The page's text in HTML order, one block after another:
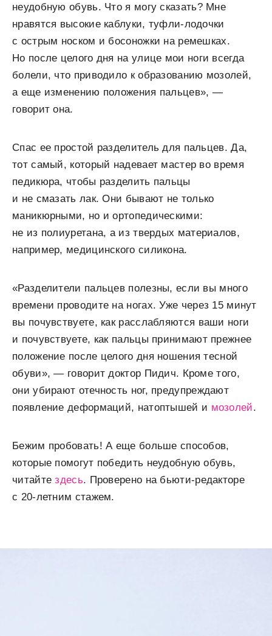
неудобную обувь. Что я могу сказать? Мне
нравятся высокие каблуки, туфли-лодочки
с острым носком и босоножки на ремешках.
Но после целого дня на улице мои ноги всегда
болели, что приводило к образованию мозолей,
а еще изменению положения пальцев», —
говорит она.
Спас ее простой разделитель для пальцев. Да,
тот самый, который надевает мастер во время
педикюра, чтобы разделить пальцы
и не смазать лак. Они бывают не только
маникюрными, но и ортопедическими:
не из полиуретана, а из твердых материалов,
например, медицинского силикона.
«Разделители пальцев полезны, если вы много
времени проводите на ногах. Уже через 15 минут
вы почувствуете, как расслабляются ваши ноги
и почувствуете, как пальцы принимают прежнее
положение после целого дня ношения тесной
обуви», — говорит доктор Пидич. Кроме того,
они убирают отечность ног, предупреждают
появление деформаций, натоптышей и мозолей.
Бежим пробовать! А еще больше способов,
которые помогут победить неудобную обувь,
читайтездесь. Проверено на бьюти-редакторе
с 20-летним стажем.